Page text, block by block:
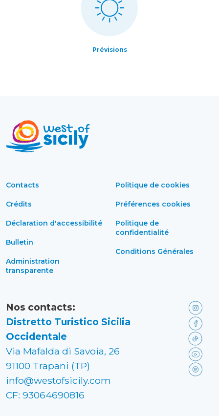
Prévisions
Contacts
Crédits
Déclaration d'accessibilité
Bulletin
Administration
transparente
Politique de cookies
Préférences cookies
Politique de
confidentialité
Conditions Générales
Nos contacts:
Distretto Turistico Sicilia
Occidentale
Via Mafalda di Savoia, 26
91100 Trapani (TP)
info@westofsicily.com
CF: 93064690816